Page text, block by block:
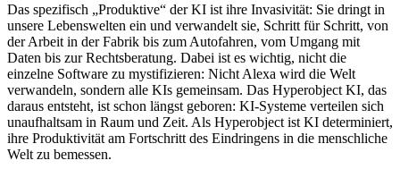
Das spezifisch „Produktive“ der KI ist ihre Invasivität: Sie dringt in
unsere Lebenswelten ein und verwandelt sie, Schritt für Schritt, von
der Arbeit in der Fabrik bis zum Autofahren, vom Umgang mit
Daten bis zur Rechtsberatung. Dabei ist es wichtig, nicht die
einzelne Software zu mystifizieren: Nicht Alexa wird die Welt
verwandeln, sondern alle KIs gemeinsam. Das Hyperobject KI, das
daraus entsteht, ist schon längst geboren: KI-Systeme verteilen sich
unaufhaltsam in Raum und Zeit. Als Hyperobject ist KI determiniert,
ihre Produktivität am Fortschritt des Eindringens in die menschliche
Welt zu bemessen.